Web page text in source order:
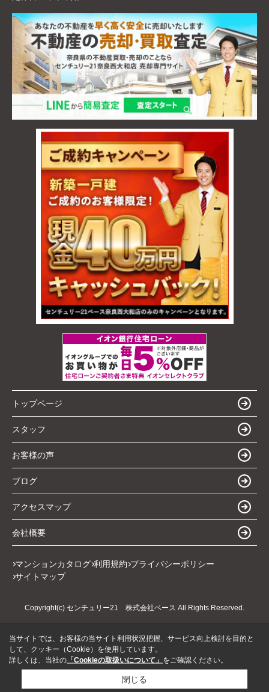
トップページ
スタッフ
お客様の声
ブログ
アクセスマップ
会社概要
マンションカタログ 利用規約 プライバシーポリシー
サイトマップ
Copyright(c) センチュリー21 株式会社ベース All Rights Reserved.
当サイトでは、お客様の当サイト利用状況把握、サービス向上検討を目的と
して、クッキー（Cookie）を使用しています。
詳しくは、当社の 「Cookieの取扱いについて」 をご確認ください。
閉じる